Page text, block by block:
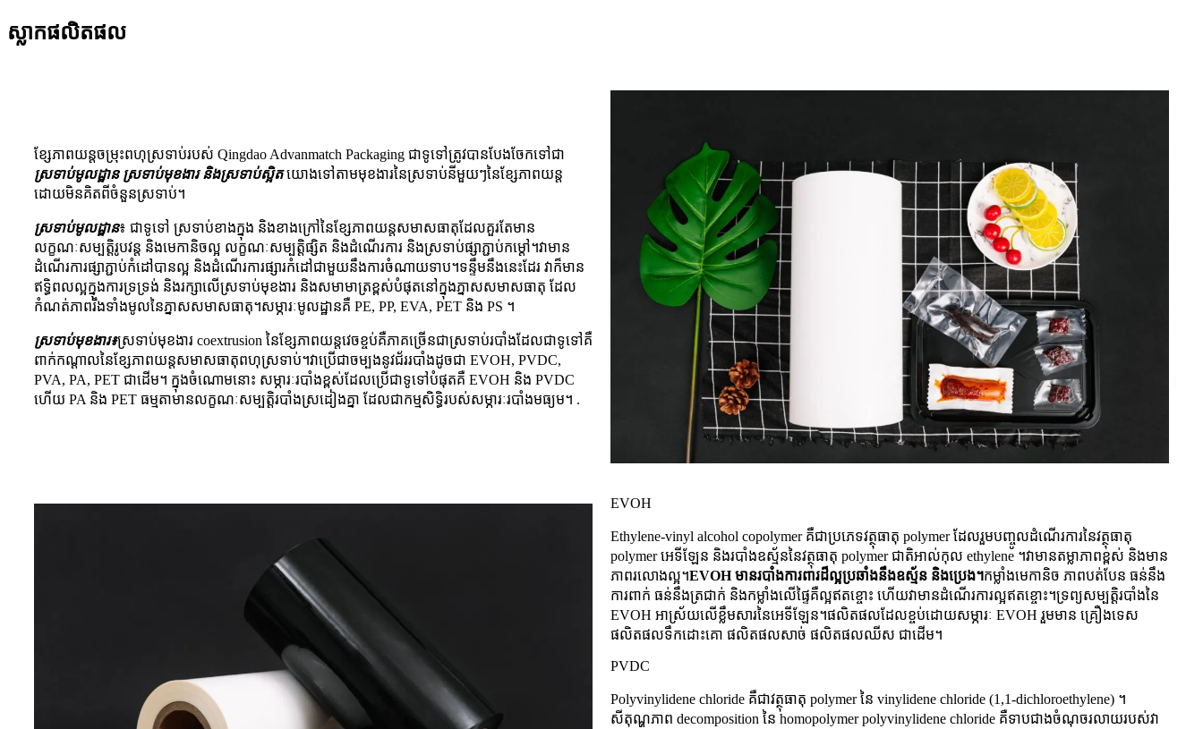
ស្លាកផលិតផល
ខ្សែភាពយន្តចម្រុះពហុស្រទាប់របស់ Qingdao Advanmatch Packaging ជាទូទៅត្រូវបានបែងចែកទៅជា
ស្រទាប់មូលដ្ឋាន ស្រទាប់មុខងារ និងស្រទាប់ស្អិត យោងទៅតាមមុខងារនៃស្រទាប់នីមួយៗនៃខ្សែភាពយន្ត
ដោយមិនគិតពីចំនួនស្រទាប់។
ស្រទាប់មូលដ្ឋាន៖ ជាទូទៅ ស្រទាប់ខាងក្នុង និងខាងក្រៅនៃខ្សែភាពយន្តសមាសធាតុដែលគួរតែមាន
លក្ខណៈសម្បត្តិរូបវន្ត និងមេកានិចល្អ លក្ខណៈសម្បត្តិផ្សិត និងដំណើរការ និងស្រទាប់ផ្សាភ្ជាប់កម្ដៅ។វាមាន
ដំណើរការផ្សាភ្ជាប់កំដៅបានល្អ និងដំណើរការផ្សារកំដៅជាមួយនឹងការចំណាយទាប។ទន្ទឹមនឹងនេះដែរ វាក៏មាន
ឥទ្ធិពលល្អក្នុងការទ្រទ្រង់ និងរក្សាលើស្រទាប់មុខងារ និងសមាមាត្រខ្ពស់បំផុតនៅក្នុងភ្នាសសមាសធាតុ ដែល
កំណត់ភាពរឹងទាំងមូលនៃភ្នាសសមាសធាតុ។សម្ភារៈមូលដ្ឋានគឺ PE, PP, EVA, PET និង PS ។
ស្រទាប់មុខងារ៖ស្រទាប់មុខងារ coextrusion នៃខ្សែភាពយន្តវេចខ្ចប់គឺភាគច្រើនជាស្រទាប់របាំងដែលជាទូទៅគឺ
ពាក់កណ្តាលនៃខ្សែភាពយន្តសមាសធាតុពហុស្រទាប់។វាប្រើជាចម្បងនូវជ័ររបាំងដូចជា EVOH, PVDC,
PVA, PA, PET ជាដើម។ ក្នុងចំណោមនោះ សម្ភារៈរបាំងខ្ពស់ដែលប្រើជាទូទៅបំផុតគឺ EVOH និង PVDC
ហើយ PA និង PET ធម្មតាមានលក្ខណៈសម្បត្តិរបាំងស្រដៀងគ្នា ដែលជាកម្មសិទ្ធិរបស់សម្ភារៈរបាំងមធ្យម។ .
EVOH
Ethylene-vinyl alcohol copolymer គឺជាប្រភេទវត្ថុធាតុ polymer ដែលរួមបញ្ចូលដំណើរការនៃវត្ថុធាតុ
polymer អេទីឡែន និងរបាំងឧស្ម័ននៃវត្ថុធាតុ polymer ជាតិអាល់កុល ethylene ។វាមានតម្លាភាពខ្ពស់ និងមាន
ភាពរលោងល្អ។EVOH មានរបាំងការពារដ៏ល្អប្រឆាំងនឹងឧស្ម័ន និងប្រេង។កម្លាំងមេកានិច ភាពបត់បែន ធន់នឹង
ការពាក់ ធន់នឹងត្រជាក់ និងកម្លាំងលើផ្ទៃគឺល្អឥតខ្ចោះ ហើយវាមានដំណើរការល្អឥតខ្ចោះ។ទ្រព្យសម្បត្តិរបាំងនៃ
EVOH អាស្រ័យលើខ្លឹមសារនៃអេទីឡែន។ផលិតផលដែលខ្ចប់ដោយសម្ភារៈ EVOH រួមមាន គ្រឿងទេស
ផលិតផលទឹកដោះគោ ផលិតផលសាច់ ផលិតផលឈីស ជាដើម។
PVDC
Polyvinylidene chloride គឺជាវត្ថុធាតុ polymer នៃ vinylidene chloride (1,1-dichloroethylene) ។
សីតុណ្ហភាព decomposition នៃ homopolymer polyvinylidene chloride គឺទាបជាងចំណុចរលាយរបស់វា